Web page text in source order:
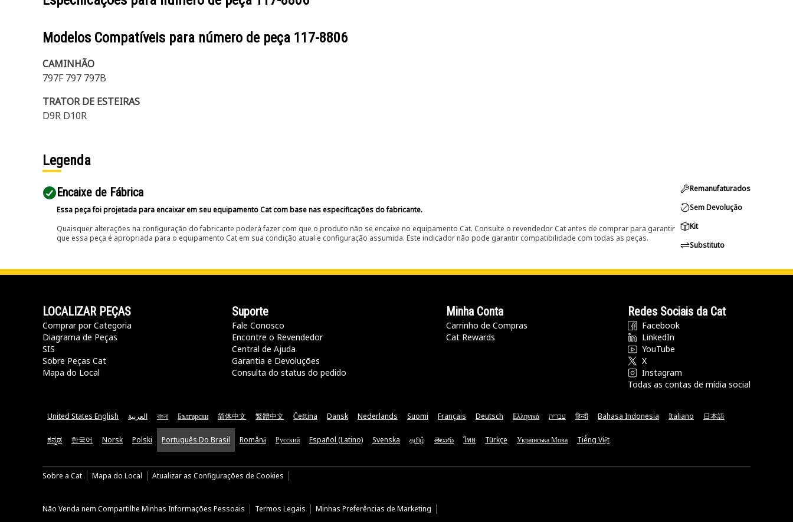
Modelos Compatíveis para número de peça 117-8806
CAMINHÃO
797F 797 797B
TRATOR DE ESTEIRAS
D9R D10R
Legenda
Encaixe de Fábrica
Essa peça foi projetada para encaixar em seu equipamento Cat com base nas especificações do fabricante.
Quaisquer alterações na configuração do fabricante poderá fazer com que o produto não se encaixe no equipamento Cat. Consulte o revendedor Cat antes de comprar para garantir
que essa peça é apropriada para o equipamento Cat em sua condição atual e configuração assumida. Este indicador não pode garantir compatibilidade com todas as peças.
Remanufaturados
Sem Devolução
Kit
Substituto
LOCALIZAR PEÇAS
Comprar por Categoria
Diagrama de Peças
SIS
Sobre Peças Cat
Mapa do Local
Suporte
Fale Conosco
Encontre o Revendedor
Central de Ajuda
Garantia e Devoluções
Consulta do status do pedido
Minha Conta
Carrinho de Compras
Cat Rewards
Redes Sociais da Cat
Facebook
LinkedIn
YouTube
X
Instagram
Todas as contas de mídia social
United States English العربية বাংলা Български 简体中文 繁體中文 Čeština Dansk Nederlands Suomi Français Deutsch Ελληνικά עברית हिन्दी Bahasa Indonesia Italiano 日本語
ಕನ್ನಡ 한국어 Norsk Polski Português Do Brasil Română Русский Español (Latino) Svenska தமிழ் తెలుగు ไทย Türkçe Українська Мова Tiếng Việt
Sobre a Cat Mapa do Local Atualizar as Configurações de Cookies
Não Venda nem Compartilhe Minhas Informações Pessoais Termos Legais Minhas Preferências de Marketing